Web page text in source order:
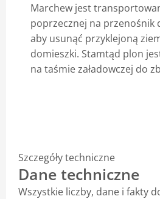
Marchew jest
poprzecznej na przenośnik
aby usunąć przyklejoną
domieszki. Stamtąd plon
na taśmie załadowczej do
Szczegóły techniczne
Dane techniczne
Wszystkie liczby, dane i fakty